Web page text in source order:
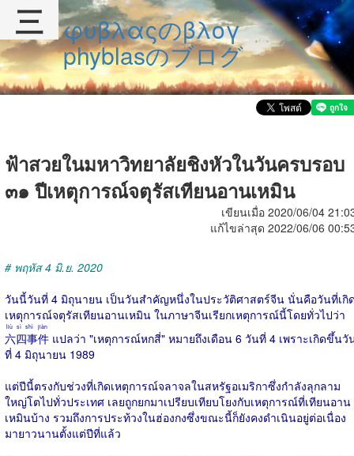
φυβλαςのβλογ
phyblasのブログ
ฟ้าสวยในมหาวิทยาลัยชิงหัวในวันครบรอบ
๓๑ ปีเหตุการณ์จตุรัสเทียนอานเหมิน
เขียนเมื่อ 2020/06/04
แก้ไขล่าสุด 2022/06/06
# พฤหัส 4 มิ.ย. 2020
วันนี้วันที่ 4 มิถุนายน เป็นวันสำคัญหนึ่งในประวัติศาสตร์จีน นั่นคือวันที่เกิ
เหตุการณ์จตุรัสเทียนอานเหมิน ในภาษาจีนเรียกเหตุการณ์นี้โดยทั่วไปว่า
六四事件
liù sì shì jiàn
แปลว่า "เหตุการณ์หกสี่" หมายถึงเดือน 6 วันที่ 4 เพราะเกิดขึ้นวั
ที่ 4 มิถุนายน 1989
แต่ปีนี้ตรงกับช่วงที่เกิดเหตุการณ์จลาจลในสหรัฐอเมริกาซึ่งกำลังลุกลาม
ใหญ่โตไปทั่วประเทศ เลยถูกยกมาเปรียบเทียบโยงกับเหตุการณ์ที่เทียนอาน
เหมินบ้าง รวมถึงการประท้วงในฮ่องกงซึ่งขณะนี้ก็ยังคงดำเนินอยู่ต่อเนื่อง
มายาวนานตั้งแต่ปีที่แล้ว
三